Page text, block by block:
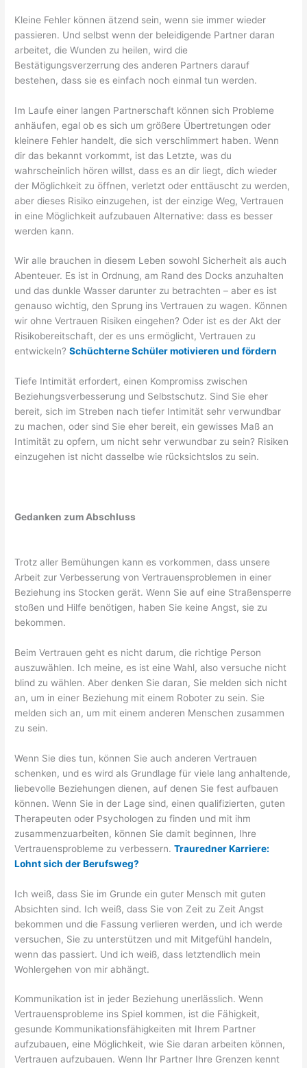
Kleine Fehler können ätzend sein, wenn sie immer wieder
passieren. Und selbst wenn der beleidigende Partner daran
arbeitet, die Wunden zu heilen, wird die
Bestätigungsverzerrung des anderen Partners darauf
bestehen, dass sie es einfach noch einmal tun werden.
Im Laufe einer langen Partnerschaft können sich Probleme
anhäufen, egal ob es sich um größere Übertretungen oder
kleinere Fehler handelt, die sich verschlimmert haben. Wenn
dir das bekannt vorkommt, ist das Letzte, was du
wahrscheinlich hören willst, dass es an dir liegt, dich wieder
der Möglichkeit zu öffnen, verletzt oder enttäuscht zu werden,
aber dieses Risiko einzugehen, ist der einzige Weg, Vertrauen
in eine Möglichkeit aufzubauen Alternative: dass es besser
werden kann. ‍
Wir alle brauchen in diesem Leben sowohl Sicherheit als auch
Abenteuer. Es ist in Ordnung, am Rand des Docks anzuhalten
und das dunkle Wasser darunter zu betrachten – aber es ist
genauso wichtig, den Sprung ins Vertrauen zu wagen. Können
wir ohne Vertrauen Risiken eingehen? Oder ist es der Akt der
Risikobereitschaft, der es uns ermöglicht, Vertrauen zu
entwickeln?Schüchterne Schüler motivieren und fördern
Tiefe Intimität erfordert, einen Kompromiss zwischen
Beziehungsverbesserung und Selbstschutz. Sind Sie eher
bereit, sich im Streben nach tiefer Intimität sehr verwundbar
zu machen, oder sind Sie eher bereit, ein gewisses Maß an
Intimität zu opfern, um nicht sehr verwundbar zu sein? Risiken
einzugehen ist nicht dasselbe wie rücksichtslos zu sein.
Gedanken zum Abschluss
Trotz aller Bemühungen kann es vorkommen, dass unsere
Arbeit zur Verbesserung von Vertrauensproblemen in einer
Beziehung ins Stocken gerät. Wenn Sie auf eine Straßensperre
stoßen und Hilfe benötigen, haben Sie keine Angst, sie zu
bekommen.
Beim Vertrauen geht es nicht darum, die richtige Person
auszuwählen. Ich meine, es ist eine Wahl, also versuche nicht
blind zu wählen. Aber denken Sie daran, Sie melden sich nicht
an, um in einer Beziehung mit einem Roboter zu sein. Sie
melden sich an, um mit einem anderen Menschen zusammen
zu sein.
Wenn Sie dies tun, können Sie auch anderen Vertrauen
schenken, und es wird als Grundlage für viele lang anhaltende,
liebevolle Beziehungen dienen, auf denen Sie fest aufbauen
können. Wenn Sie in der Lage sind, einen qualifizierten, guten
Therapeuten oder Psychologen zu finden und mit ihm
zusammenzuarbeiten, können Sie damit beginnen, Ihre
Vertrauensprobleme zu verbessern.Trauredner Karriere:
Lohnt sich der Berufsweg?
Ich weiß, dass Sie im Grunde ein guter Mensch mit guten
Absichten sind. Ich weiß, dass Sie von Zeit zu Zeit Angst
bekommen und die Fassung verlieren werden, und ich werde
versuchen, Sie zu unterstützen und mit Mitgefühl handeln,
wenn das passiert. Und ich weiß, dass letztendlich mein
Wohlergehen von mir abhängt.
Kommunikation ist in jeder Beziehung unerlässlich. Wenn
Vertrauensprobleme ins Spiel kommen, ist die Fähigkeit,
gesunde Kommunikationsfähigkeiten mit Ihrem Partner
aufzubauen, eine Möglichkeit, wie Sie daran arbeiten können,
Vertrauen aufzubauen. Wenn Ihr Partner Ihre Grenzen kennt